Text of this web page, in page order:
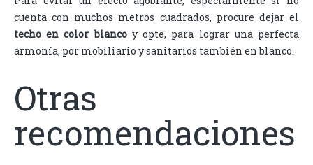
cuenta con muchos metros cuadrados, procure dejar el
techo en color blancoy opte, para lograr una perfecta
armonía, por mobiliario y sanitarios también en blanco.
Otras
recomendaciones